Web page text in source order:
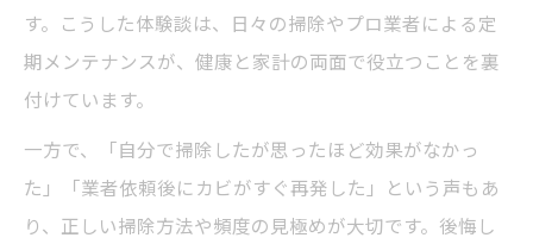
す。こうした体験談は、日々の掃除やプロ業者による定
期メンテナンスが、健康と家計の両面で役立つことを裏
付けています。
一方で、「自分で掃除したが思ったほど効果がなかっ
た」「業者依頼後にカビがすぐ再発した」という声もあ
り、正しい掃除方法や頻度の見極めが大切です。後悔し